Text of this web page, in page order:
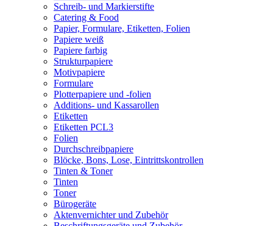
Schreib- und Markierstifte
Catering & Food
Papier, Formulare, Etiketten, Folien
Papiere weiß
Papiere farbig
Strukturpapiere
Motivpapiere
Formulare
Plotterpapiere und -folien
Additions- und Kassarollen
Etiketten
Etiketten PCL3
Folien
Durchschreibpapiere
Blöcke, Bons, Lose, Eintrittskontrollen
Tinten & Toner
Tinten
Toner
Bürogeräte
Aktenvernichter und Zubehör